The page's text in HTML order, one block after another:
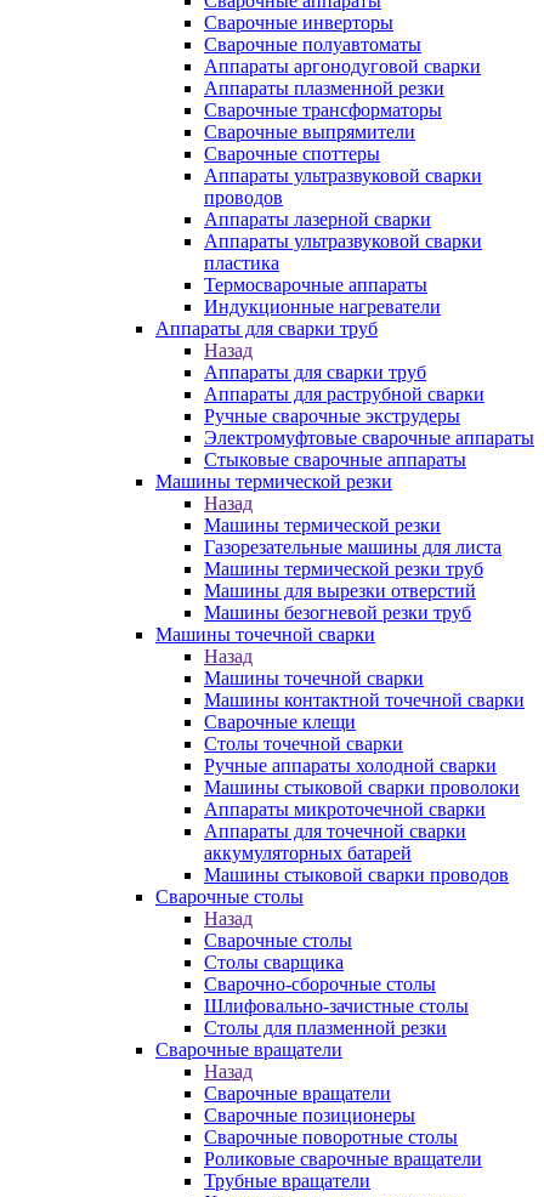
Сварочные инверторы
Сварочные полуавтоматы
Аппараты аргонодуговой сварки
Аппараты плазменной резки
Сварочные трансформаторы
Сварочные выпрямители
Сварочные споттеры
Аппараты ультразвуковой сварки
проводов
Аппараты лазерной сварки
Аппараты ультразвуковой сварки
пластика
Термосварочные аппараты
Индукционные нагреватели
Аппараты для сварки труб
Назад
Аппараты для сварки труб
Аппараты для раструбной сварки
Ручные сварочные экструдеры
Электромуфтовые сварочные аппараты
Стыковые сварочные аппараты
Машины термической резки
Назад
Машины термической резки
Газорезательные машины для листа
Машины термической резки труб
Машины для вырезки отверстий
Машины безогневой резки труб
Машины точечной сварки
Назад
Машины точечной сварки
Машины контактной точечной сварки
Сварочные клещи
Столы точечной сварки
Ручные аппараты холодной сварки
Машины стыковой сварки проволоки
Аппараты микроточечной сварки
Аппараты для точечной сварки
аккумуляторных батарей
Машины стыковой сварки проводов
Сварочные столы
Назад
Сварочные столы
Столы сварщика
Сварочно-сборочные столы
Шлифовально-зачистные столы
Столы для плазменной резки
Сварочные вращатели
Назад
Сварочные вращатели
Сварочные позиционеры
Сварочные поворотные столы
Роликовые сварочные вращатели
Трубные вращатели